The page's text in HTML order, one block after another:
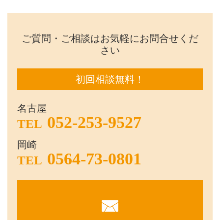
ご質問・ご相談はお気軽にお問合せくだ
さい
初回相談無料！
名古屋
TEL 052-253-9527
岡崎
TEL 0564-73-0801